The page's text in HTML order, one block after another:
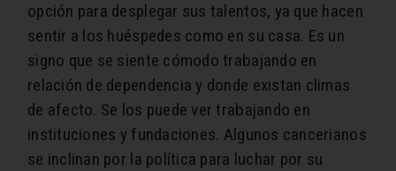
opción para desplegar sus talentos, ya que hacen
sentir a los huéspedes como en su casa. Es un
signo que se siente cómodo trabajando en
relación de dependencia y donde existan climas
de afecto. Se los puede ver trabajando en
instituciones y fundaciones. Algunos cancerianos
se inclinan por la política para luchar por su